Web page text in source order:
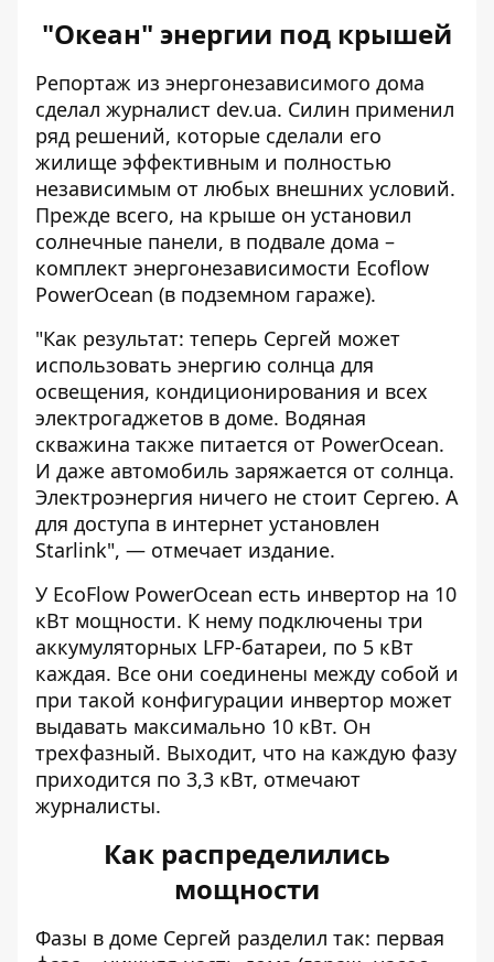
"Океан" энергии под крышей
Репортаж из энергонезависимого дома
сделал журналист dev.ua. Силин применил
ряд решений, которые сделали его
жилище эффективным и полностью
независимым от любых внешних условий.
Прежде всего, на крыше он установил
солнечные панели, в подвале дома –
комплект энергонезависимости Ecoflow
PowerOcean (в подземном гараже).
"Как результат: теперь Сергей может
использовать энергию солнца для
освещения, кондиционирования и всех
электрогаджетов в доме. Водяная
скважина также питается от PowerOcean.
И даже автомобиль заряжается от солнца.
Электроэнергия ничего не стоит Сергею. А
для доступа в интернет установлен
Starlink", — отмечает издание.
У EcoFlow PowerOcean есть инвертор на 10
кВт мощности. К нему подключены три
аккумуляторных LFP-батареи, по 5 кВт
каждая. Все они соединены между собой и
при такой конфигурации инвертор может
выдавать максимально 10 кВт. Он
трехфазный. Выходит, что на каждую фазу
приходится по 3,3 кВт, отмечают
журналисты.
Как распределились
мощности
Фазы в доме Сергей разделил так: первая